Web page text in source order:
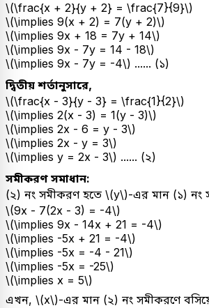
\(\frac{x + 2}{y + 2} = \frac{7}{9}\)
\(\implies 9(x + 2) = 7(y + 2)\)
\(\implies 9x + 18 = 7y + 14\)
\(\implies 9x - 7y = 14 - 18\)
\(\implies 9x - 7y = -4\) ...... (১)
দ্বিতীয় শর্তানুসারে,
\(\frac{x - 3}{y - 3} = \frac{1}{2}\)
\(\implies 2(x - 3) = 1(y - 3)\)
\(\implies 2x - 6 = y - 3\)
\(\implies 2x - y = 3\)
\(\implies y = 2x - 3\) ...... (২)
সমীকরণ সমাধান:
(২) নং সমীকরণ হতে \(y\)-এর মান (১) নং
\(9x - 7(2x - 3) = -4\)
\(\implies 9x - 14x + 21 = -4\)
\(\implies -5x + 21 = -4\)
\(\implies -5x = -4 - 21\)
\(\implies -5x = -25\)
\(\implies x = 5\)
এখন, \(x\)-এর মান (২) নং সমীকরণে